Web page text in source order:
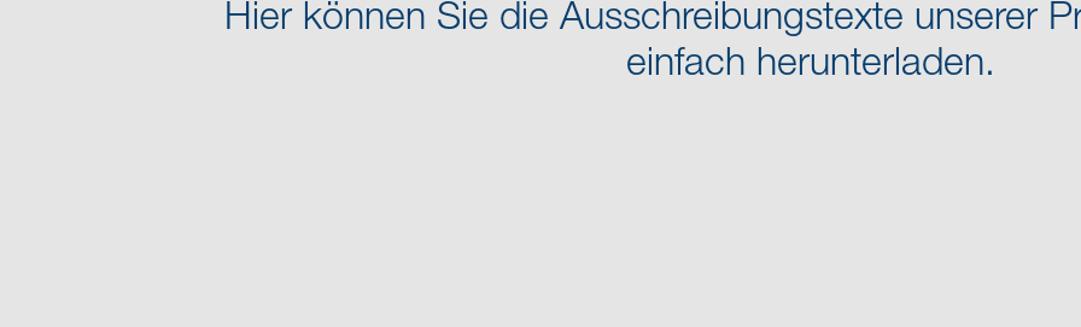
Hier können Sie die Ausschreibungstexte unserer
einfach herunterladen.